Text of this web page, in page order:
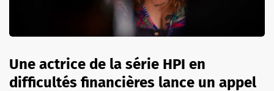
Une actrice de la série HPI en
difficultés financières lance un appel